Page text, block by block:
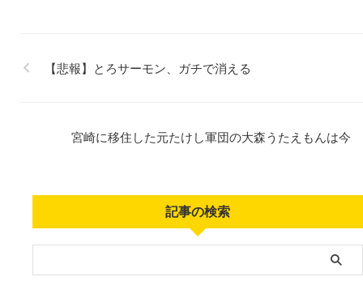
【悲報】とろサーモン、ガチで消える
宮崎に移住した元たけし軍団の大森うたえもんは今
記事の検索